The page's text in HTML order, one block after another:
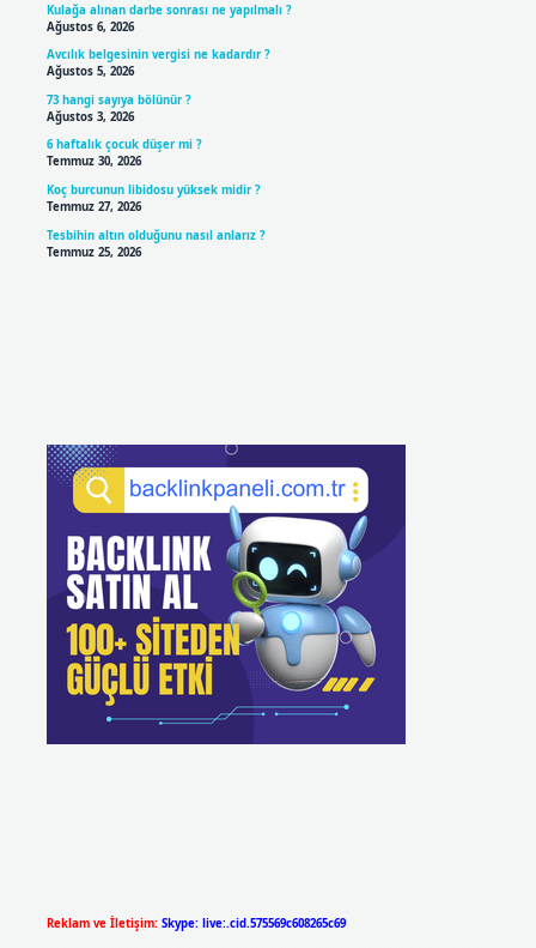
Kulağa alınan darbe sonrası ne yapılmalı ?
Ağustos 6, 2026
Avcılık belgesinin vergisi ne kadardır ?
Ağustos 5, 2026
73 hangi sayıya bölünür ?
Ağustos 3, 2026
6 haftalık çocuk düşer mi ?
Temmuz 30, 2026
Koç burcunun libidosu yüksek midir ?
Temmuz 27, 2026
Tesbihin altın olduğunu nasıl anlarız ?
Temmuz 25, 2026
Reklam ve İletişim: Skype: live:.cid.575569c608265c69